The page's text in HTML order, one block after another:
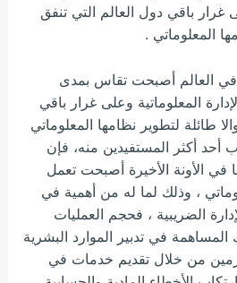
غرار باقي دول العالم التي تنفق
المعلوماتي .
في العالم أصبحت تقاس بمدى
المعلوماتية وعلى غرار باقي
طائلة لتطوير نظامها المعلوماتي
أحد أكثر المستفيدين منه، فإن
في الأونة الأخيرة أصبحت تعمل
، وذلك لما له من أهمية في
الضريبية ، فحجم العمليات
المساهمة في تدبير الموارد البشرية
من خلال تقديم خدمات في